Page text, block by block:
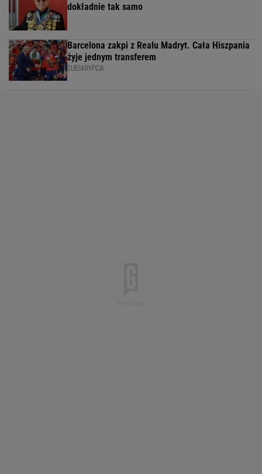
dokładnie tak samo
Barcelona zakpi z Realu Madryt. Cała Hiszpania
żyje jednym transferem
SUBSKRYPCJA